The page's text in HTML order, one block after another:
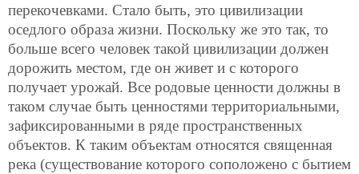
перекочевками. Стало быть, это цивилизации
оседлого образа жизни. Поскольку же это так, то
больше всего человек такой цивилизации должен
дорожить местом, где он живет и с которого
получает урожай. Все родовые ценности должны в
таком случае быть ценностями территориальными,
зафиксированными в ряде пространственных
объектов. К таким объектам относятся священная
река (существование которого соположено с бытием